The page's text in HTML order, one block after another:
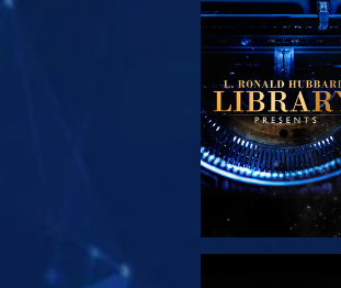
EXPLORA LAS
SERIES